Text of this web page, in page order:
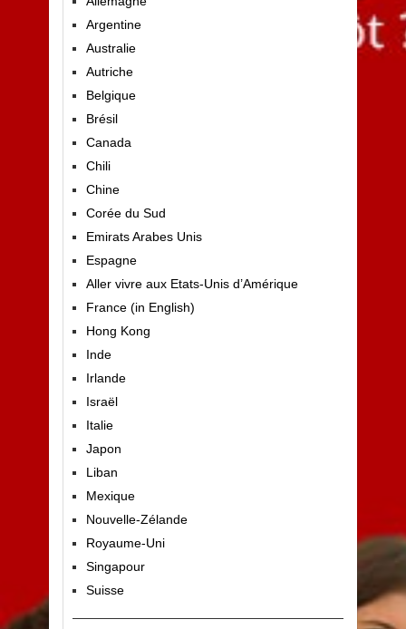
Argentine
Australie
Autriche
Belgique
Brésil
Canada
Chili
Chine
Corée du Sud
Emirats Arabes Unis
Espagne
Aller vivre aux Etats-Unis d’Amérique
France (in English)
Hong Kong
Inde
Irlande
Israël
Italie
Japon
Liban
Mexique
Nouvelle-Zélande
Royaume-Uni
Singapour
Suisse